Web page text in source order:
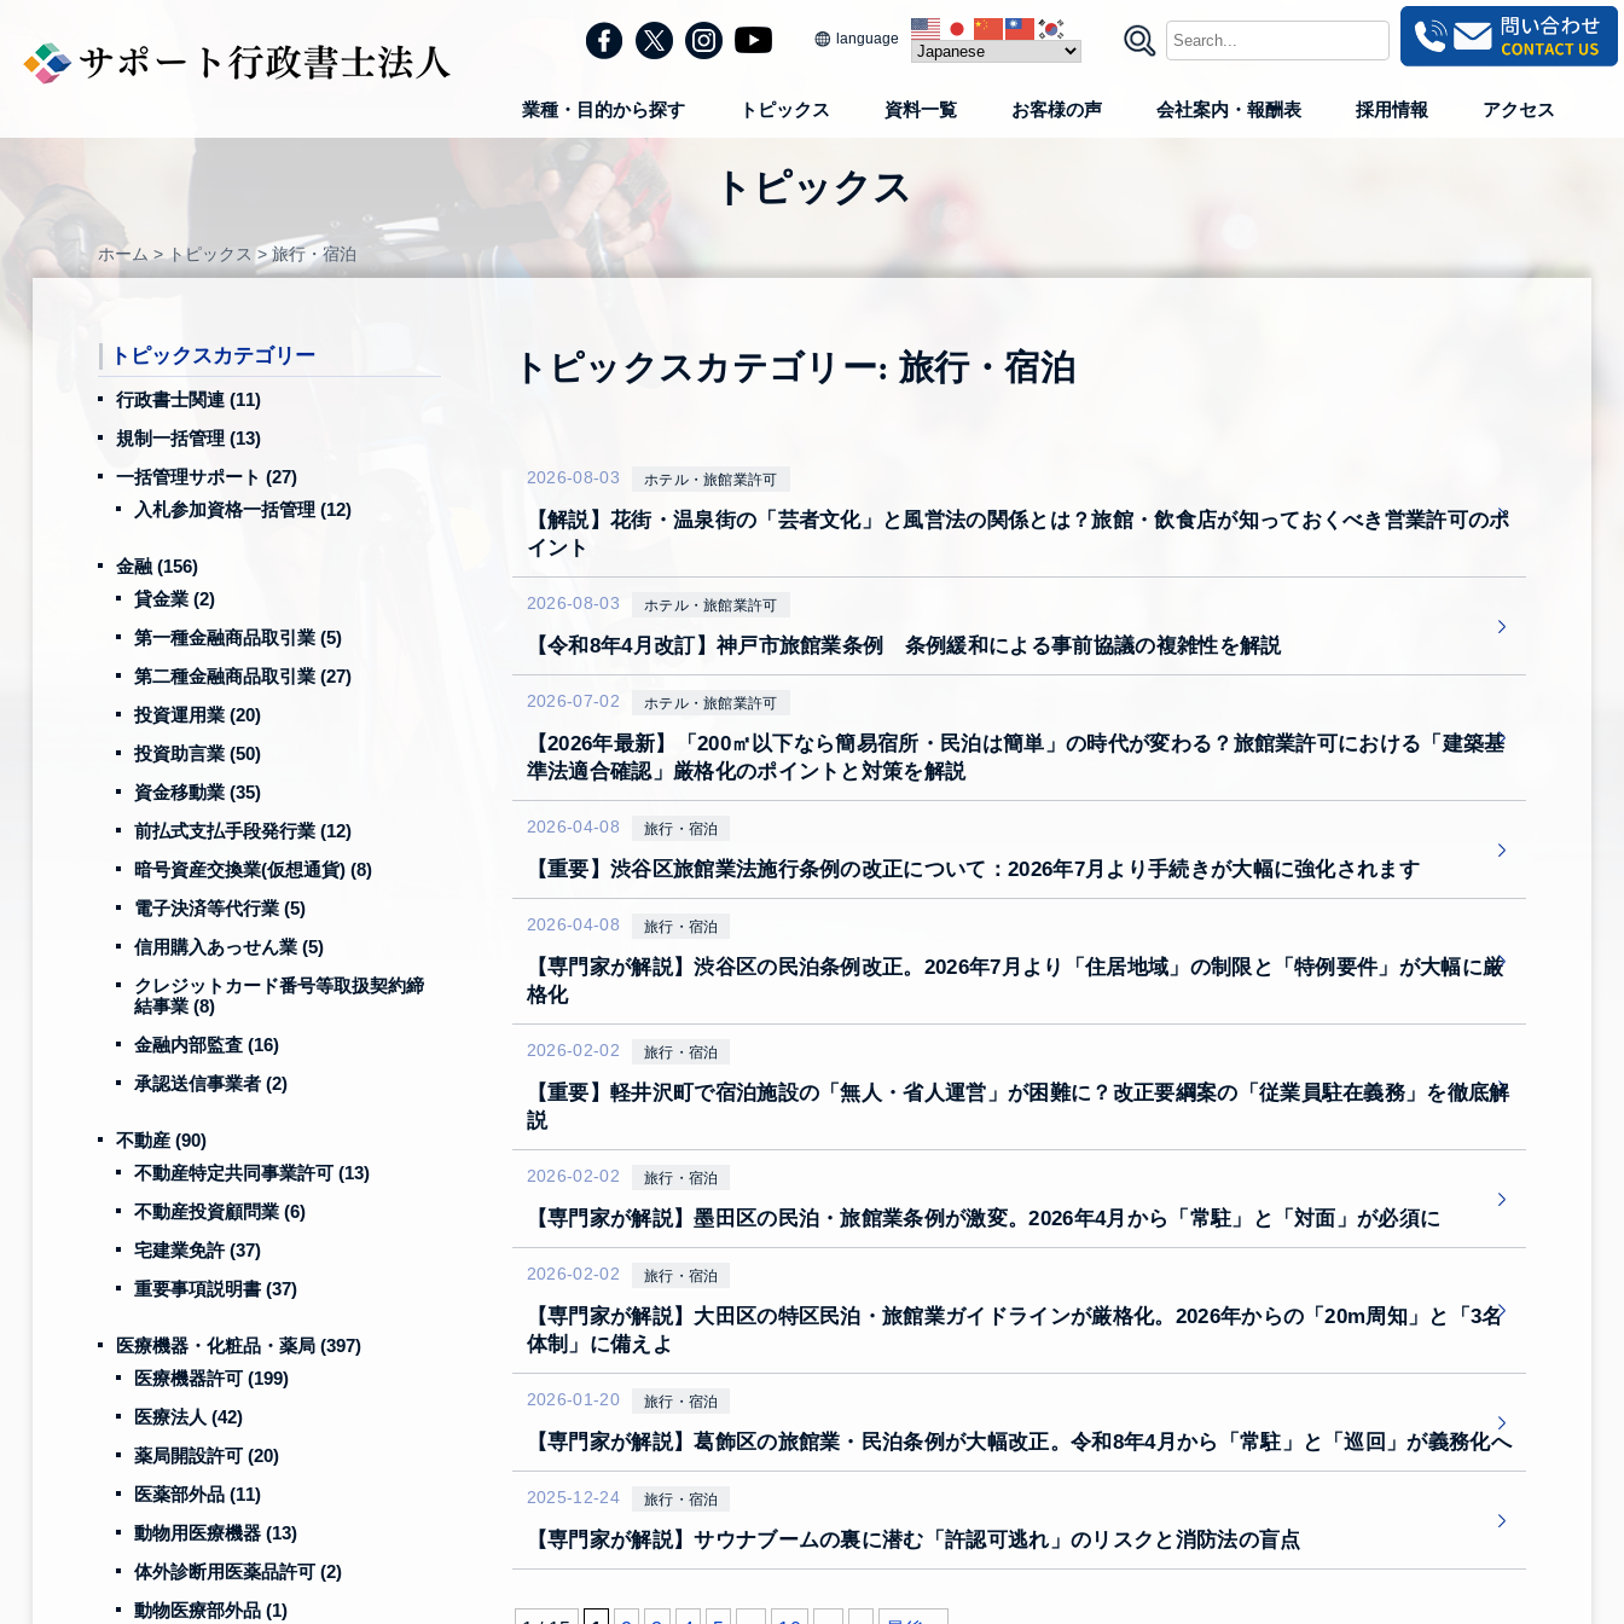
content
language
業種・目的から探す トピックス 資料一覧 お客様の声 会社案内・報酬表 採用情報 アクセス
トピックス
ホーム > トピックス > 旅行・宿泊
トピックスカテゴリー: 旅行・宿泊
2026-08-03 ホテル・旅館業許可
【解説】花街・温泉街の「芸者文化」と風営法の関係とは？旅館・飲食店が知っておくべき営業許可のポ
イント
2026-08-03 ホテル・旅館業許可
【令和8年4月改訂】神戸市旅館業条例 条例緩和による事前協議の複雑性を解説
2026-07-02 ホテル・旅館業許可
【2026年最新】「200㎡以下なら簡易宿所・民泊は簡単」の時代が変わる？旅館業許可における「建築基
準法適合確認」厳格化のポイントと対策を解説
2026-04-08 旅行・宿泊
【重要】渋谷区旅館業法施行条例の改正について：2026年7月より手続きが大幅に強化されます
2026-04-08 旅行・宿泊
【専門家が解説】渋谷区の民泊条例改正。2026年7月より「住居地域」の制限と「特例要件」が大幅に厳
格化
2026-02-02 旅行・宿泊
【重要】軽井沢町で宿泊施設の「無人・省人運営」が困難に？改正要綱案の「従業員駐在義務」を徹底解
説
2026-02-02 旅行・宿泊
【専門家が解説】墨田区の民泊・旅館業条例が激変。2026年4月から「常駐」と「対面」が必須に
2026-02-02 旅行・宿泊
【専門家が解説】大田区の特区民泊・旅館業ガイドラインが厳格化。2026年からの「20m周知」と「3名
体制」に備えよ
2026-01-20 旅行・宿泊
【専門家が解説】葛飾区の旅館業・民泊条例が大幅改正。令和8年4月から「常駐」と「巡回」が義務化へ
2025-12-24 旅行・宿泊
【専門家が解説】サウナブームの裏に潜む「許認可逃れ」のリスクと消防法の盲点
トピックスカテゴリー
行政書士関連 (11)
規制一括管理 (13)
一括管理サポート (27)
入札参加資格一括管理 (12)
金融 (156)
貸金業 (2)
第一種金融商品取引業 (5)
第二種金融商品取引業 (27)
投資運用業 (20)
投資助言業 (50)
資金移動業 (35)
前払式支払手段発行業 (12)
暗号資産交換業(仮想通貨) (8)
電子決済等代行業 (5)
信用購入あっせん業 (5)
クレジットカード番号等取扱契約締
結事業 (8)
金融内部監査 (16)
承認送信事業者 (2)
不動産 (90)
不動産特定共同事業許可 (13)
不動産投資顧問業 (6)
宅建業免許(37)
重要事項説明書 (37)
医療機器・化粧品・薬局 (397)
医療機器許可 (199)
医療法人 (42)
薬局開設許可 (20)
医薬部外品 (11)
動物用医療機器 (13)
体外診断用医薬品許可 (2)
動物医療部外品 (1)